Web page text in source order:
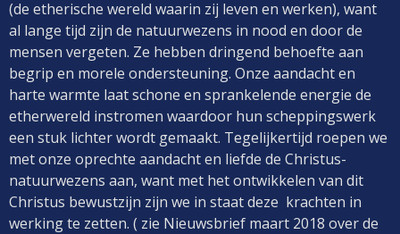
(de etherische wereld waarin zij leven en werken), want
al lange tijd zijn de natuurwezens in nood en door de
mensen vergeten. Ze hebben dringend behoefte aan
begrip en morele ondersteuning. Onze aandacht en
harte warmte laat schone en sprankelende energie de
etherwereld instromen waardoor hun scheppingswerk
een stuk lichter wordt gemaakt. Tegelijkertijd roepen we
met onze oprechte aandacht en liefde de Christus-
natuurwezens aan, want met het ontwikkelen van dit
Christus bewustzijn zijn we in staat deze krachten in
werking te zetten. ( zie Nieuwsbrief maart 2018 over de